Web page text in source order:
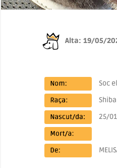
Alta: 19/05/
Soc el
25/